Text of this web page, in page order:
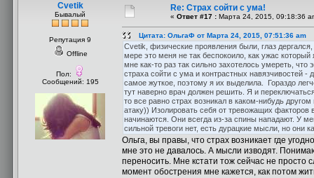
Cvetik
Бывалый
Репутация 9
Offline
Пол:
Сообщений: 195
Re: Страх сойти с ума!
« Ответ #17 : Марта 24, 2015, 09:18:36
Цитата: ОльгаФ от Марта 24, 2015, 07:51:36 am
Cvetik, физические проявления были, глаз
мере это меня не так беспокоило, как ужас
мне как-то раз так сильно захотелось умереть,
страха сойти с ума и контрастных навязчивостей
самое жуткое, поэтому я их выделила. Гораздо
тут наверно врач должен решить. Я и
то все равно страх возникал в каком-нибудь
атаку)) Изолировать себя от тревожащих
начинаются. Они всегда из-за спины нападают. У
сильной тревоги нет, есть дурацкие мысли, но они
Ольга, вы правы, что страх возникает где
мне это не давалось. А мысли изводят.
переносить. Мне кстати тож сейчас не
момент обострения мне кажется, как потом